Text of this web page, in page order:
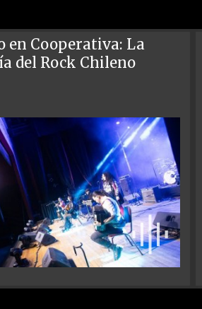
en Cooperativa: La
del Rock Chileno